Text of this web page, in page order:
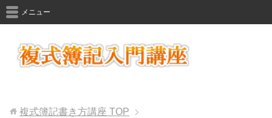
メニュー
複式簿記書き方講座 TOP